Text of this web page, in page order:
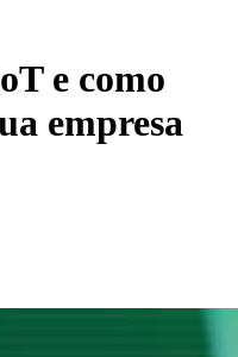
e como
empresa